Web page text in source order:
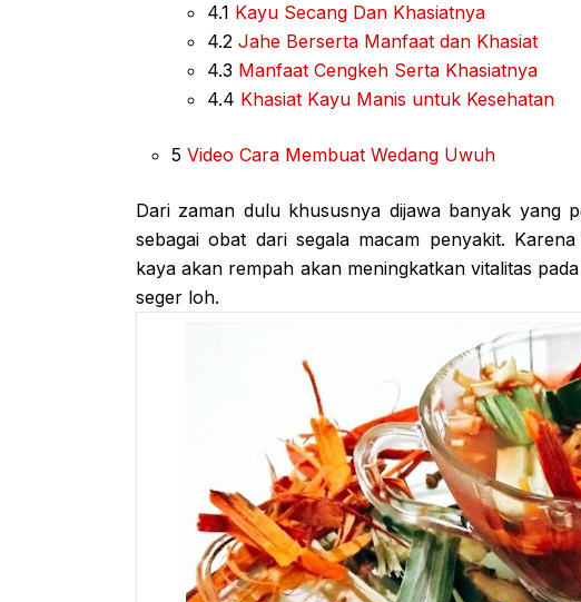
4.1 Kayu Secang Dan Khasiatnya
4.2 Jahe Berserta Manfaat dan Khasiat
4.3 Manfaat Cengkeh Serta Khasiatnya
4.4 Khasiat Kayu Manis untuk Kesehatan
5 Video Cara Membuat Wedang Uwuh
Dari zaman dulu khususnya dijawa banyak yang
sebagai obat dari segala macam penyakit.
kaya akan rempah akan meningkatkan vitalitas
seger loh.